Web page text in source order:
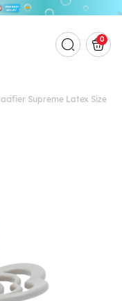
0
Supreme Latex Size